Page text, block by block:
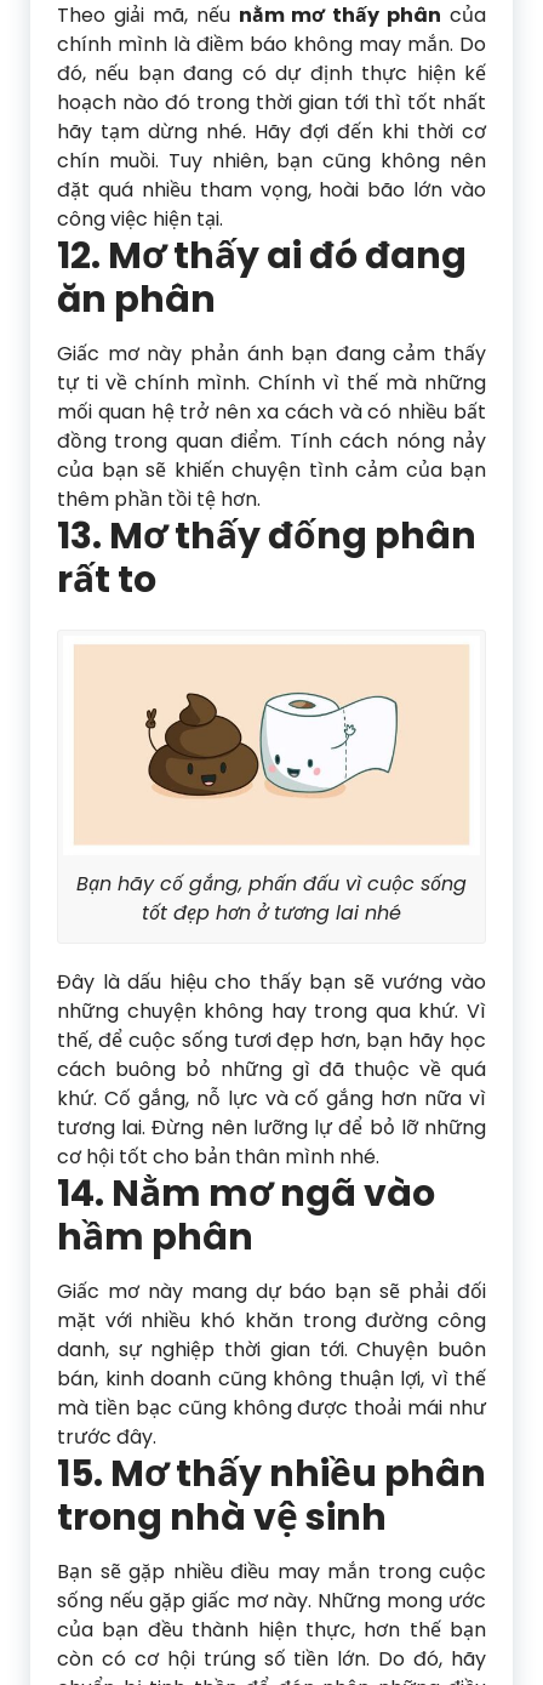
Theo giải mã, nếu nằm mơ thấy phân của
chính mình là điềm báo không may mắn. Do
đó, nếu bạn đang có dự định thực hiện kế
hoạch nào đó trong thời gian tới thì tốt nhất
hãy tạm dừng nhé. Hãy đợi đến khi thời cơ
chín muồi. Tuy nhiên, bạn cũng không nên
đặt quá nhiều tham vọng, hoài bão lớn vào
công việc hiện tại.
12. Mơ thấy ai đó đang
ăn phân
Giấc mơ này phản ánh bạn đang cảm thấy
tự ti về chính mình. Chính vì thế mà những
mối quan hệ trở nên xa cách và có nhiều bất
đồng trong quan điểm. Tính cách nóng nảy
của bạn sẽ khiến chuyện tình cảm của bạn
thêm phần tồi tệ hơn.
13. Mơ thấy đống phân
rất to
Bạn hãy cố gắng, phấn đấu vì cuộc sống
tốt đẹp hơn ở tương lai nhé
Đây là dấu hiệu cho thấy bạn sẽ vướng vào
những chuyện không hay trong qua khứ. Vì
thế, để cuộc sống tươi đẹp hơn, bạn hãy học
cách buông bỏ những gì đã thuộc về quá
khứ. Cố gắng, nỗ lực và cố gắng hơn nữa vì
tương lai. Đừng nên lưỡng lự để bỏ lỡ những
cơ hội tốt cho bản thân mình nhé.
14. Nằm mơ ngã vào
hầm phân
Giấc mơ này mang dự báo bạn sẽ phải đối
mặt với nhiều khó khăn trong đường công
danh, sự nghiệp thời gian tới. Chuyện buôn
bán, kinh doanh cũng không thuận lợi, vì thế
mà tiền bạc cũng không được thoải mái như
trước đây.
15. Mơ thấy nhiều phân
trong nhà vệ sinh
Bạn sẽ gặp nhiều điều may mắn trong cuộc
sống nếu gặp giấc mơ này. Những mong ước
của bạn đều thành hiện thực, hơn thế bạn
còn có cơ hội trúng số tiền lớn. Do đó, hãy